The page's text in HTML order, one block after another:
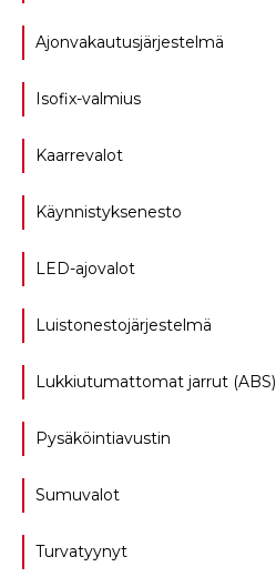
Ajonvakautusjärjestelmä
Isofix-valmius
Kaarrevalot
Käynnistyksenesto
LED-ajovalot
Luistonestojärjestelmä
Lukkiutumattomat jarrut (ABS)
Pysäköintiavustin
Sumuvalot
Turvatyynyt